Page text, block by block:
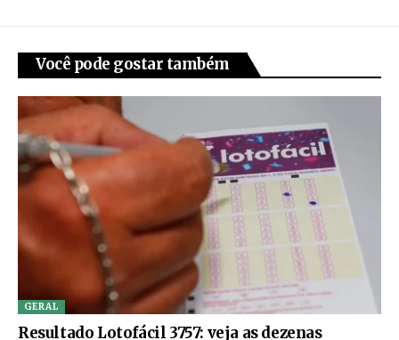
Você pode gostar também
GERAL
Resultado Lotofácil 3757: veja as dezenas